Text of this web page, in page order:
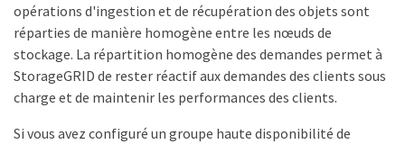
opérations d'ingestion et de récupération des objets sont
réparties de manière homogène entre les nœuds de
stockage. La répartition homogène des demandes permet à
StorageGRID de rester réactif aux demandes des clients sous
charge et de maintenir les performances des clients.
Si vous avez configuré un groupe haute disponibilité de